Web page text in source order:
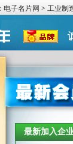
电子名片网 > 工业制
最新加入企